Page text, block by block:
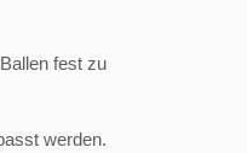
fest zu
werden.